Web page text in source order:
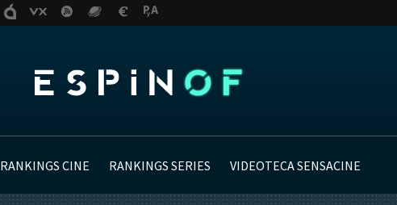
RANKINGS CINE RANKINGS SERIES VIDEOTECA SENSACINE